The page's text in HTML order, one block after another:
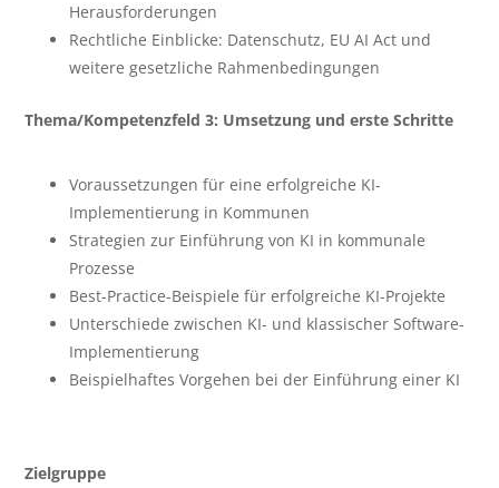
Herausforderungen
Rechtliche Einblicke: Datenschutz, EU AI Act und
weitere gesetzliche Rahmenbedingungen
Thema/Kompetenzfeld 3: Umsetzung und erste Schritte
Voraussetzungen für eine erfolgreiche KI-
Implementierung in Kommunen
Strategien zur Einführung von KI in kommunale
Prozesse
Best-Practice-Beispiele für erfolgreiche KI-Projekte
Unterschiede zwischen KI- und klassischer Software-
Implementierung
Beispielhaftes Vorgehen bei der Einführung einer KI
Zielgruppe